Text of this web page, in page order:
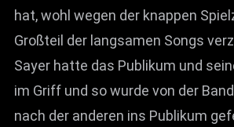
hat, wohl wegen der knappen
Großteil der langsamen Songs
Sayer hatte das Publikum und
im Griff und so wurde von der
nach der anderen ins Publikum